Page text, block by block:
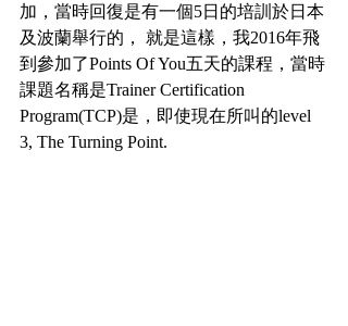
加，當時回復是有一個5日的培訓於日本
及波蘭舉行的， 就是這樣，我2016年飛
到參加了Points Of You五天的課程，當時
課題名稱是Trainer Certification
Program(TCP)是，即使現在所叫的level
3, The Turning Point.